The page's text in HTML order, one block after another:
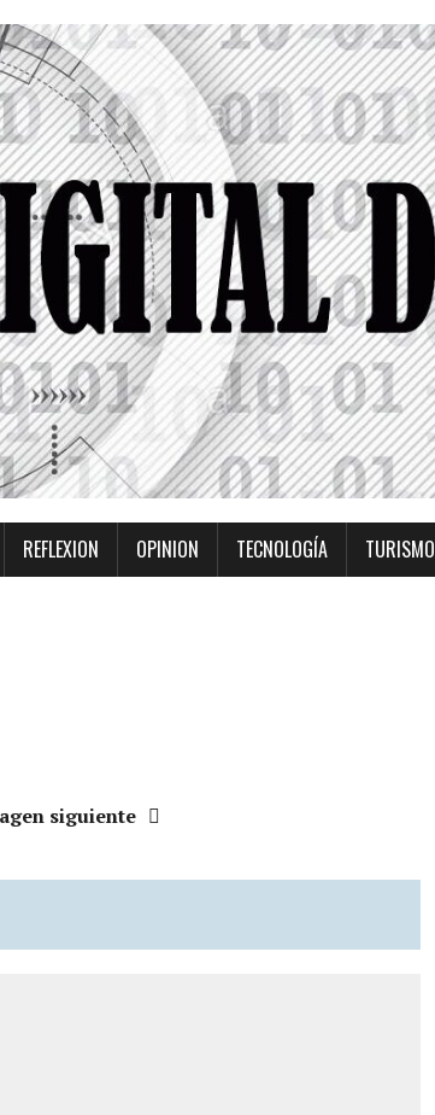
REFLEXION OPINION TECNOLOGÍA TURISMO
siguiente